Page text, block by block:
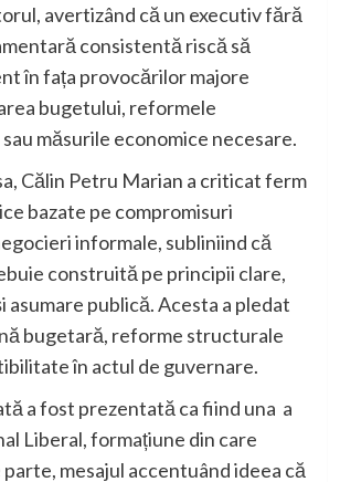
avertizând că un executiv fără
consistentă riscă să
în fața provocărilor majore
bugetului, reformele
măsurile economice necesare.
Călin Petru Marian a criticat ferm
bazate pe compromisuri
informale, subliniind că
construită pe principii clare,
asumare publică. Acesta a pledat
bugetară, reforme structurale
în actul de guvernare.
a fost prezentată ca fiind una a
Liberal, formațiune din care
mesajul accentuând ideea că